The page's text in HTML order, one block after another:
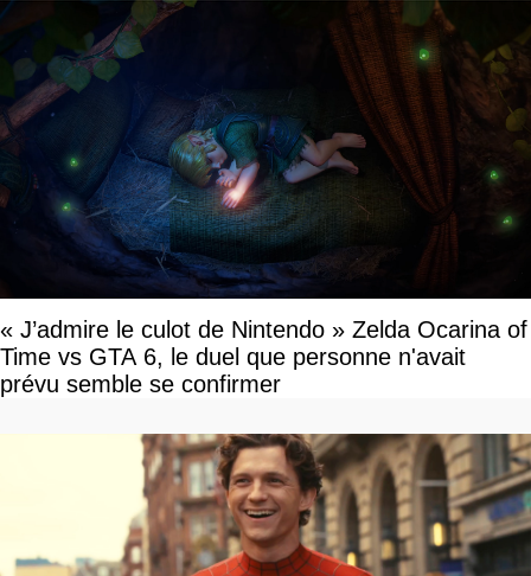
« J’admire le culot de Nintendo » Zelda Ocarina of
Time vs GTA 6, le duel que personne n'avait
prévu semble se confirmer